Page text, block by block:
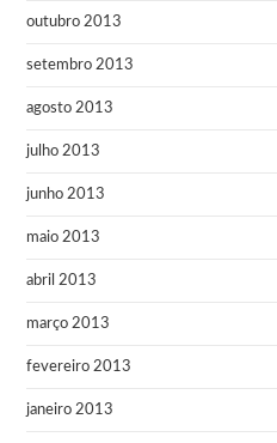
outubro 2013
setembro 2013
agosto 2013
julho 2013
junho 2013
maio 2013
abril 2013
março 2013
fevereiro 2013
janeiro 2013